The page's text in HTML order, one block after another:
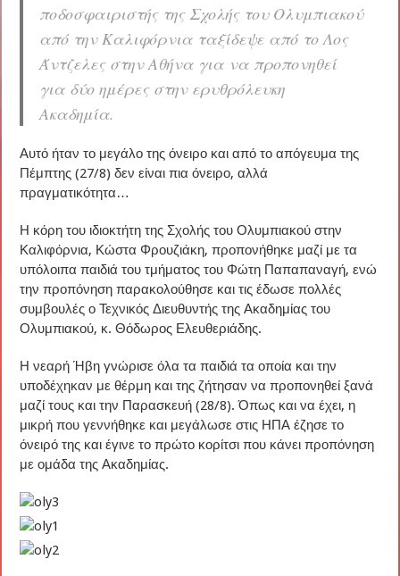
ποδοσφαιριστής της Σχολής του Ολυμπιακού
από την Καλιφόρνια ταξίδεψε από το Λος
Άντζελες στην Αθήνα για να προπονηθεί
για δύο ημέρες στην ερυθρόλευκη
Ακαδημία.
Αυτό ήταν το μεγάλο της όνειρο και από το απόγευμα της
Πέμπτης (27/8) δεν είναι πια όνειρο, αλλά
πραγματικότητα…
Η κόρη του ιδιοκτήτη της Σχολής του Ολυμπιακού στην
Καλιφόρνια, Κώστα Φρουζιάκη, προπονήθηκε μαζί με τα
υπόλοιπα παιδιά του τμήματος του Φώτη Παπαπαναγή, ενώ
την προπόνηση παρακολούθησε και τις έδωσε πολλές
συμβουλές ο Τεχνικός Διευθυντής της Ακαδημίας του
Ολυμπιακού, κ. Θόδωρος Ελευθεριάδης.
Η νεαρή Ήβη γνώρισε όλα τα παιδιά τα οποία και την
υποδέχηκαν με θέρμη και της ζήτησαν να προπονηθεί ξανά
μαζί τους και την Παρασκευή (28/8). Όπως και να έχει, η
μικρή που γεννήθηκε και μεγάλωσε στις ΗΠΑ έζησε το
όνειρό της και έγινε το πρώτο κορίτσι που κάνει προπόνηση
με ομάδα της Ακαδημίας.